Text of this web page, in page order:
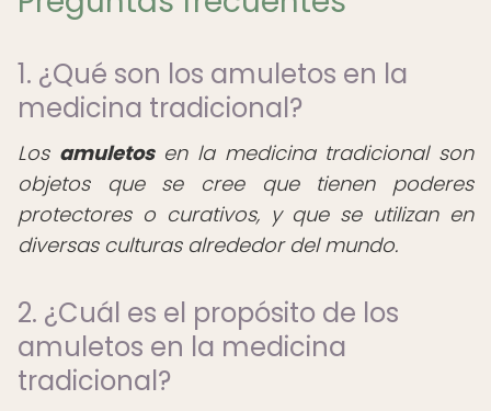
1. ¿Qué son los amuletos en la
medicina tradicional?
Los amuletosen la medicina tradicional son
objetos que se cree que tienen poderes
protectores o curativos, y que se utilizan en
diversas culturas alrededor del mundo.
2. ¿Cuál es el propósito de los
amuletos en la medicina
tradicional?